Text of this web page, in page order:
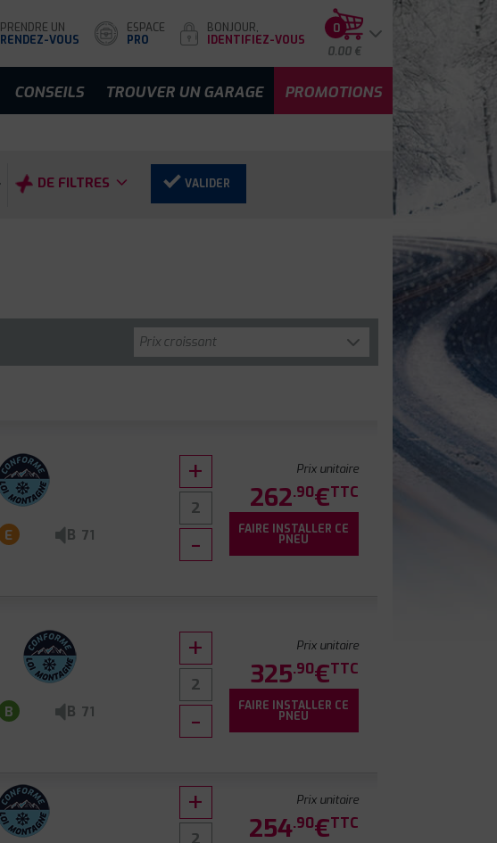
PRENDRE UN
RENDEZ-VOUS
ESPACE
PRO
BONJOUR,
IDENTIFIEZ-VOUS
0
0.00 €
CONSEILS TROUVER UN GARAGE PROMOTIONS
DE FILTRES VALIDER
E B 71
Prix unitaire
262.90€TTC
FAIRE INSTALLER CE
PNEU
B B 71
Prix unitaire
325.90€TTC
FAIRE INSTALLER CE
PNEU
Prix unitaire
254.90€TTC